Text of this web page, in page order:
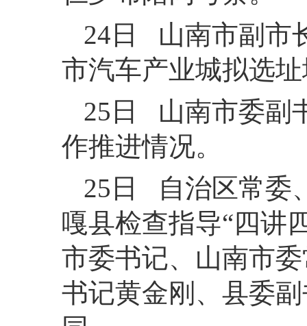
24日 山南市副市
市汽车产业城拟选
25日 山南市委副
作推进情况。
25日 自治区常委
嘎县检查指导“四讲
市委书记、山南市
书记黄金刚、县委